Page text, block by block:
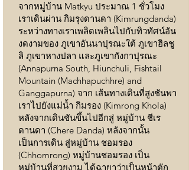
จากหมู่บ้าน Matkyu ประมาณ 1 ชั่วโมง
เราเดินผ่าน กิมรุงดานดา (Kimrungdanda)
ระหว่างทางเราเพลิดเพลินไปกับทิวทัศน์อัน
งดงามของ ภูเขาอันนาปุรณะใต้ ภูเขาฮิลชู
ลิ ภูเขาหางปลา และภูเขากังกาปุรณะ
(Annapurna South, Hiunchuli, Fishtail
Mountain (Machhapuchhre) and
Ganggapurna) จาก เส้นทางเดินที่สูงชันพา
เราไปยังแม่น้ำ กิมรอง (Kimrong Khola)
หลังจากเดินชันขึ้นไปอีกสู่ หมู่บ้าน ชีเร
ดานดา (Chere Danda) หลังจากนั้น
เป็นการเดิน สู่หมู่บ้าน ชอมรอง
(Chhomrong) หมู่บ้านชอมรอง เป็น
หมู่บ้านที่สวยงาม ได้ฉายาว่าเป็นหน้าตัก